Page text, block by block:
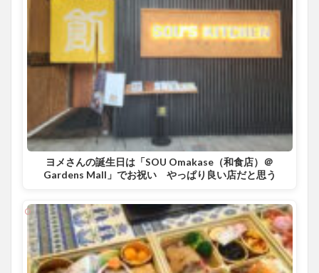
ヨメさんの誕生日は「SOU Omakase（和食店）＠
Gardens Mall」でお祝い やっぱり良い店だと思う